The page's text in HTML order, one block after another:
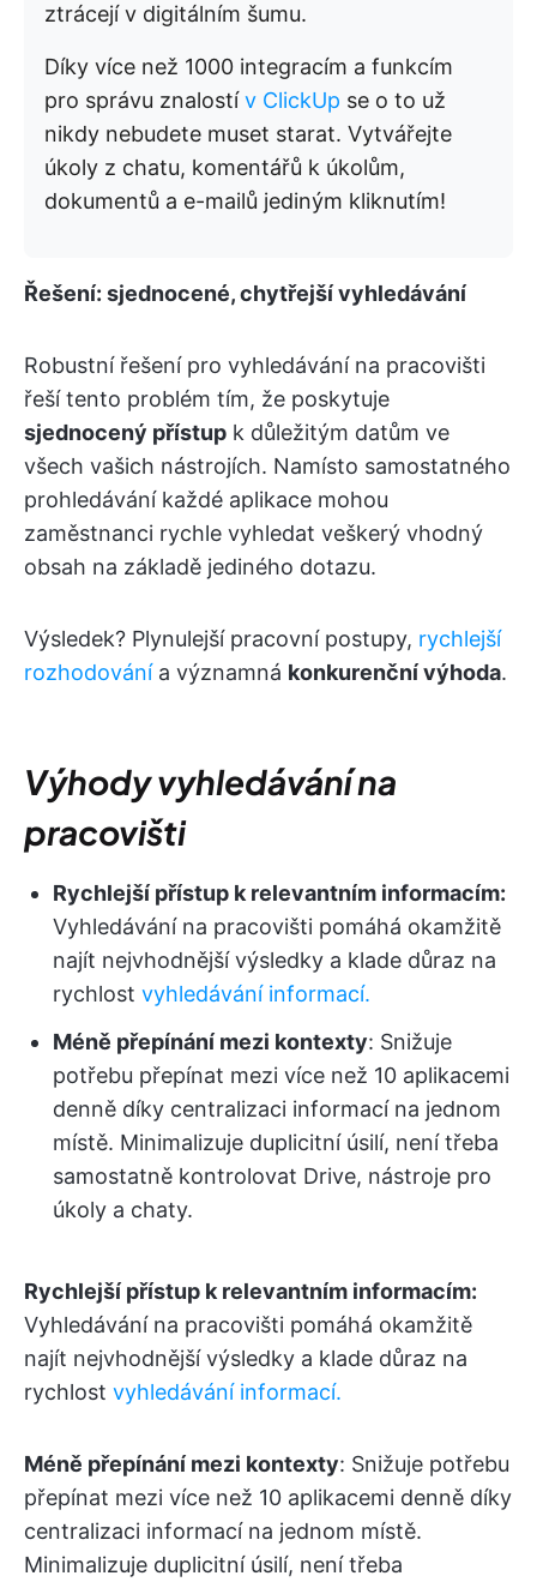
ztrácejí v digitálním šumu.
Díky více než 1000 integracím a funkcím
pro správu znalostív ClickUp se o to už
nikdy nebudete muset starat. Vytvářejte
úkoly z chatu, komentářů k úkolům,
dokumentů a e-mailů jediným kliknutím!
Řešení: sjednocené, chytřejší vyhledávání
Robustní řešení pro vyhledávání na pracovišti
řeší tento problém tím, že poskytuje
sjednocený přístup k důležitým datům ve
všech vašich nástrojích. Namísto samostatného
prohledávání každé aplikace mohou
zaměstnanci rychle vyhledat veškerý vhodný
obsah na základě jediného dotazu.
Výsledek? Plynulejší pracovní postupy, rychlejší
rozhodovánía významná konkurenční výhoda.
Výhody vyhledávání na
pracovišti
Rychlejší přístup k relevantním informacím:
Vyhledávání na pracovišti pomáhá okamžitě
najít nejvhodnější výsledky a klade důraz na
rychlost vyhledávání informací.
Méně přepínání mezi kontexty: Snižuje
potřebu přepínat mezi více než 10 aplikacemi
denně díky centralizaci informací na jednom
místě. Minimalizuje duplicitní úsilí, není třeba
samostatně kontrolovat Drive, nástroje pro
úkoly a chaty.
Rychlejší přístup k relevantním informacím:
Vyhledávání na pracovišti pomáhá okamžitě
najít nejvhodnější výsledky a klade důraz na
rychlost vyhledávání informací.
Méně přepínání mezi kontexty: Snižuje potřebu
přepínat mezi více než 10 aplikacemi denně díky
centralizaci informací na jednom místě.
Minimalizuje duplicitní úsilí, není třeba